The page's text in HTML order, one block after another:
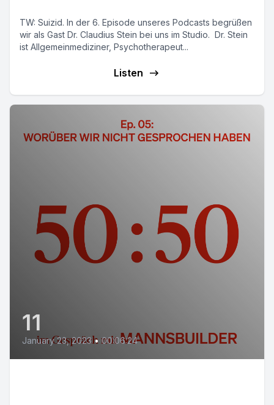
TW: Suizid. In der 6. Episode unseres Podcasts begrüßen
wir als Gast Dr. Claudius Stein bei uns im Studio. Dr. Stein
ist Allgemeinmediziner, Psychotherapeut...
Listen
11
January 23, 2023 • 00:06:24